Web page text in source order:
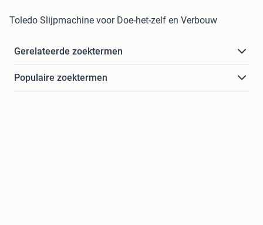
Toledo Slijpmachine voor Doe-het-zelf en Verbouw
Gerelateerde zoektermen
Populaire zoektermen